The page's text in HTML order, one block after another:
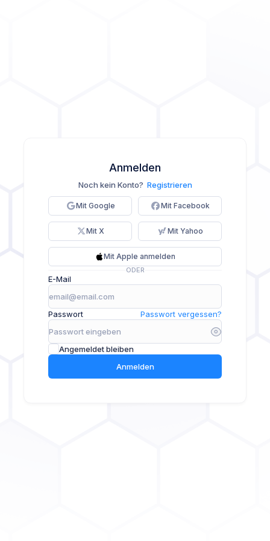
Anmelden
Noch kein Konto? Registrieren
Mit Google Mit Facebook
Mit X Mit Yahoo
Mit Apple anmelden
ODER
E-Mail
Passwort Passwort vergessen?
Angemeldet bleiben
Anmelden